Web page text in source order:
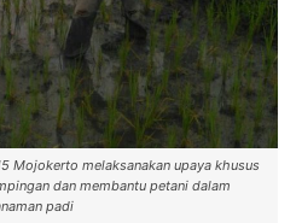
Mojokerto melaksanakan upaya khusus
dan membantu petani dalam
padi